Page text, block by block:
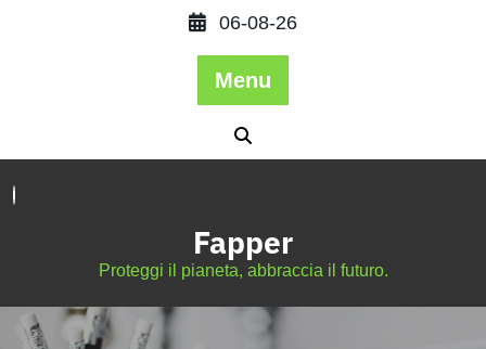
06-08-26
Menu
Fapper
Proteggi il pianeta, abbraccia il futuro.